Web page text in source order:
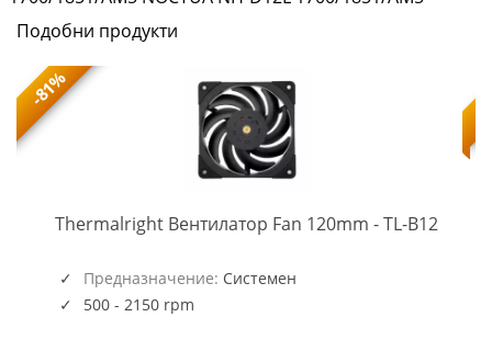
Подобни продукти
-81%
Thermalright Вентилатор Fan 120mm - TL-B12TL-
Предназначение: Системен
500 - 2150 rpm